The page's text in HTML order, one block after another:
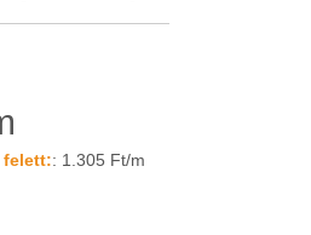
felett:: 1.305 Ft/m